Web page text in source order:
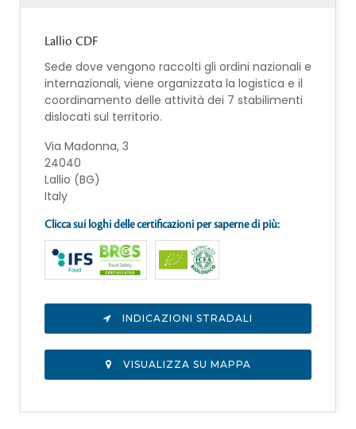
Lallio CDF
Sede dove vengono raccolti gli ordini nazionali e
internazionali, viene organizzata la logistica e il
coordinamento delle attività dei 7 stabilimenti
dislocati sul territorio.
Via Madonna, 3
24040
Lallio (BG)
Italy
Clicca sui loghi delle certificazioni per saperne di più:
INDICAZIONI STRADALI
VISUALIZZA SU MAPPA